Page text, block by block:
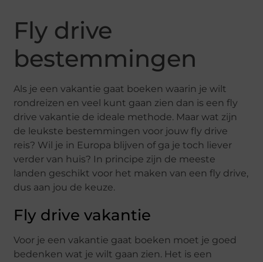
Fly drive
bestemmingen
Als je een vakantie gaat boeken waarin je wilt
rondreizen en veel kunt gaan zien dan is een fly
drive vakantie de ideale methode. Maar wat zijn
de leukste bestemmingen voor jouw fly drive
reis? Wil je in Europa blijven of ga je toch liever
verder van huis? In principe zijn de meeste
landen geschikt voor het maken van een fly drive,
dus aan jou de keuze.
Fly drive vakantie
Voor je een vakantie gaat boeken moet je goed
bedenken wat je wilt gaan zien. Het is een